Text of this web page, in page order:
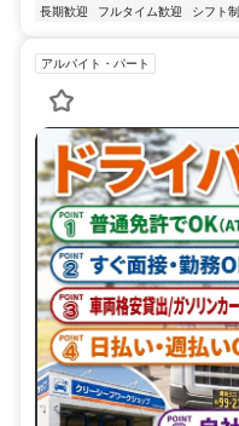
長期歓迎
フルタイム歓迎 シフト制
アルバイト・パート